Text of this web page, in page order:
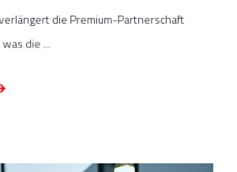
verlängert die Premium-Partnerschaft
die ...